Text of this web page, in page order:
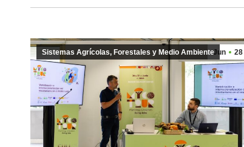
Jun 28
Sistemas Agrícolas, Forestales y Medio Ambiente